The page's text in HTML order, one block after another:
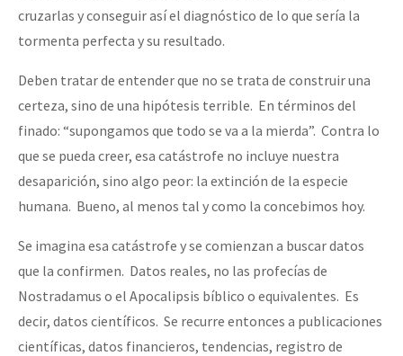
cruzarlas y conseguir así el diagnóstico de lo que sería la
tormenta perfecta y su resultado.
Deben tratar de entender que no se trata de construir una
certeza, sino de una hipótesis terrible. En términos del
finado: “supongamos que todo se va a la mierda”. Contra lo
que se pueda creer, esa catástrofe no incluye nuestra
desaparición, sino algo peor: la extinción de la especie
humana. Bueno, al menos tal y como la concebimos hoy.
Se imagina esa catástrofe y se comienzan a buscar datos
que la confirmen. Datos reales, no las profecías de
Nostradamus o el Apocalipsis bíblico o equivalentes. Es
decir, datos científicos. Se recurre entonces a publicaciones
científicas, datos financieros, tendencias, registro de